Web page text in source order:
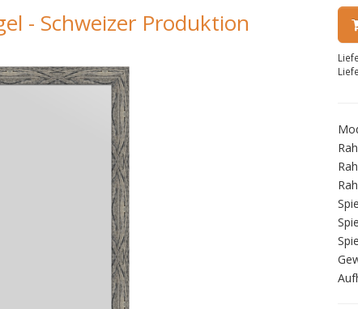
- Schweizer Produktion